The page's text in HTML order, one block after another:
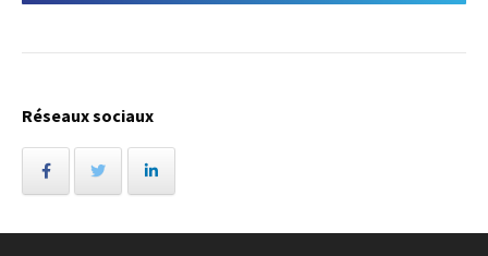
Réseaux sociaux